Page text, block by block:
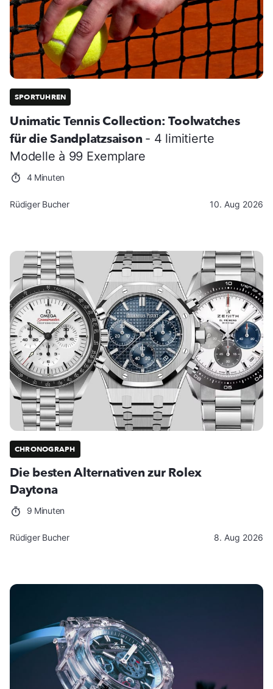
SPORTUHREN
Unimatic Tennis Collection: Toolwatches
für die Sandplatzsaison - 4 limitierte
Modelle à 99 Exemplare
4 Minuten
Rüdiger Bucher 10. Aug 2026
CHRONOGRAPH
Die besten Alternativen zur Rolex
Daytona
9 Minuten
Rüdiger Bucher 8. Aug 2026